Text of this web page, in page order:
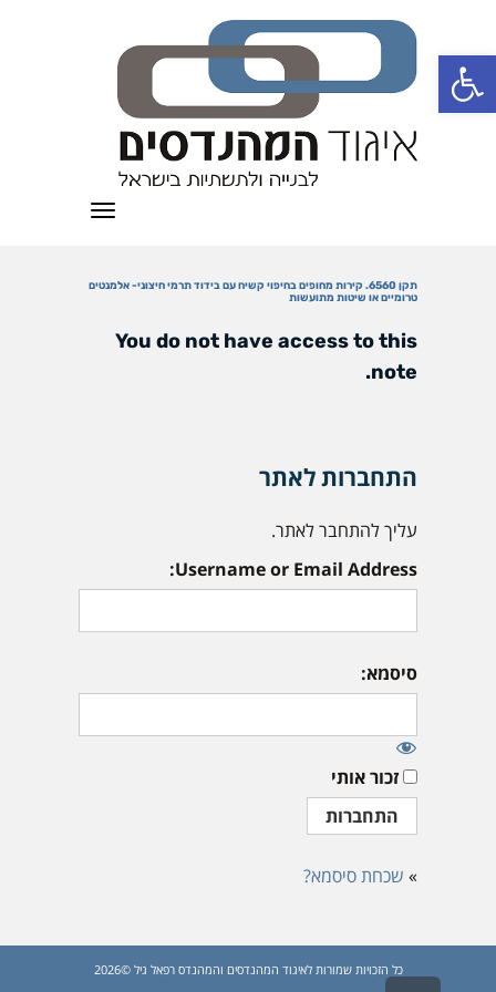
פתח סרגל נגישות
תפריט
תקן 6560. קירות מחופים בחיפוי קשיח עם בידוד תרמי חיצוני- אלמנטים
טרומיים או שיטות מתועשות
You do not have access to this
note.
התחברות לאתר
עליך להתחבר לאתר.
Username or Email Address:
סיסמא:
זכור אותי
» שכחת סיסמא?
כל הזכויות שמורות לאיגוד המהנדסים והמהנדס רפאל גיל ©2026